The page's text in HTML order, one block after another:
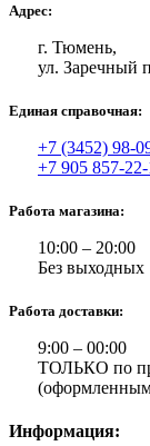
Адрес:
г. Тюмень,
ул. Заречный
Единая справочная:
+7 (3452) 98-
+7 905 857-22-
Работа магазина:
10:00 – 20:00
Без выходных
Работа доставки:
9:00 – 00:00
ТОЛЬКО по
Информация: